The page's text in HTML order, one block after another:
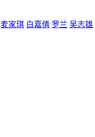
麦家琪 白嘉倩 罗兰 吴志雄